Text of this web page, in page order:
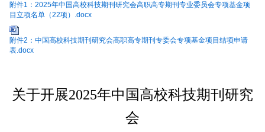
附件1：2025年中国高校科技期刊研究会高职高专期刊专业委员会专项基金项
目立项名单（22项）.docx
附件2：中国高校科技期刊研究会高职高专期刊专委会专项基金项目结项申请
表.docx
关于开展2025年中国高校科技期刊研究
会